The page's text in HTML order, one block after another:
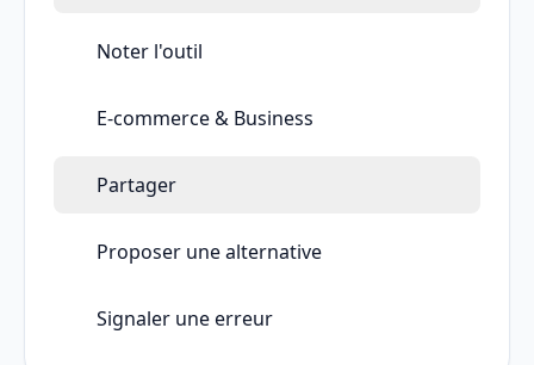
Noter l'outil
E-commerce & Business
Partager
Proposer une alternative
Signaler une erreur